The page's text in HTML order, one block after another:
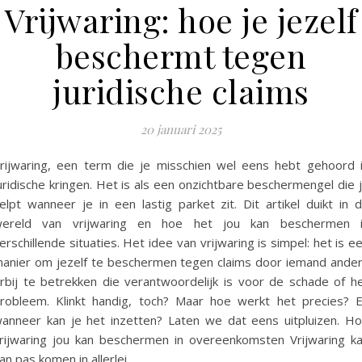
Vrijwaring: hoe je jezelf
beschermt tegen
juridische claims
20 januari 2025
een term die je misschien wel eens hebt gehoord
kringen. Het is als een onzichtbare beschermengel die
wanneer je in een lastig parket zit. Dit artikel duikt in
van vrijwaring en hoe het jou kan beschermen
situaties. Het idee van vrijwaring is simpel: het is
om jezelf te beschermen tegen claims door iemand
te betrekken die verantwoordelijk is voor de schade of
Klinkt handig, toch? Maar hoe werkt het precies?
kan je het inzetten? Laten we dat eens uitpluizen.
jou kan beschermen in overeenkomsten Vrijwaring
pas komen in allerlei…